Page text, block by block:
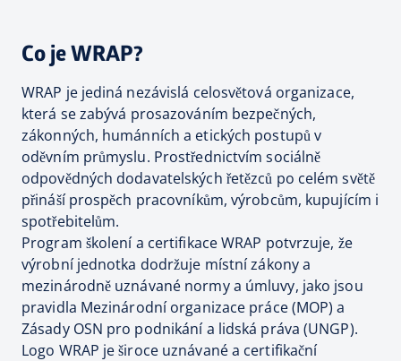
Co je WRAP?
WRAP je jediná nezávislá celosvětová organizace,
která se zabývá prosazováním bezpečných,
zákonných, humánních a etických postupů v
oděvním průmyslu. Prostřednictvím sociálně
odpovědných dodavatelských řetězců po celém světě
přináší prospěch pracovníkům, výrobcům, kupujícím i
spotřebitelům.
Program školení a certifikace WRAP potvrzuje, že
výrobní jednotka dodržuje místní zákony a
mezinárodně uznávané normy a úmluvy, jako jsou
pravidla Mezinárodní organizace práce (MOP) a
Zásady OSN pro podnikání a lidská práva (UNGP).
Logo WRAP je široce uznávané a certifikační